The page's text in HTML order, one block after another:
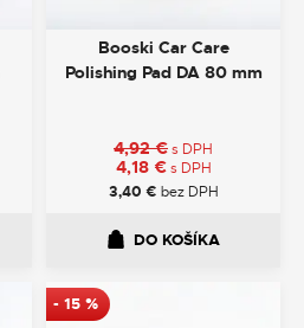
Booski Car Care
Polishing Pad DA 80 mm
4,92€s DPH
4,18 € s DPH
3,40 € bez DPH
DO KOŠÍKA
- 15 %